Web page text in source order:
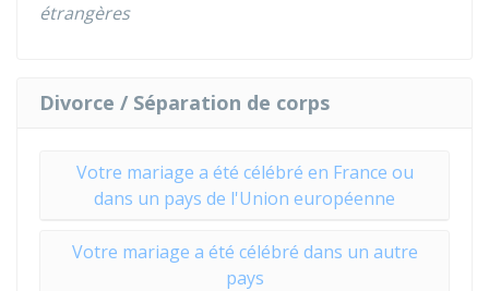
étrangères
Divorce / Séparation de corps
Votre mariage a été célébré en France ou
dans un pays de l'Union européenne
Votre mariage a été célébré dans un autre
pays